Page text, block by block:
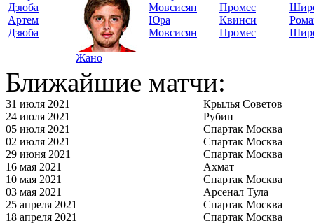
Артем
Дзюба
Жано
Юра
Мовсисян
Квинси
Промес
Ближайшие матчи:
31 июля 2021
Крылья Советов
24 июля 2021
Рубин
05 июля 2021
Спартак Москва
02 июля 2021
Спартак Москва
29 июня 2021
Спартак Москва
16 мая 2021
Ахмат
10 мая 2021
Спартак Москва
03 мая 2021
Арсенал Тула
25 апреля 2021
Спартак Москва
18 апреля 2021
Спартак Москва